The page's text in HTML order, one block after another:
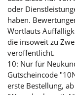
oder
haben.
Wortlauts
die insoweit zu
veröffentlicht.
10: Nur für
Gutscheincode
erste Bestellung,